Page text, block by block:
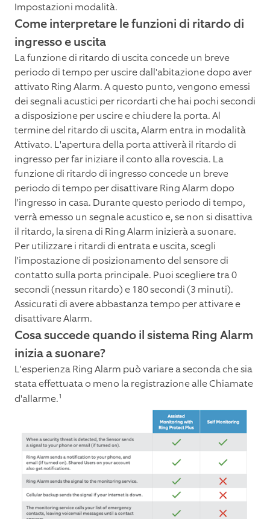
Impostazioni modalità.
Come interpretare le funzioni di ritardo di
ingresso e uscita
La funzione di ritardo di uscita concede un breve
periodo di tempo per uscire dall'abitazione dopo aver
attivato Ring Alarm. A questo punto, vengono emessi
dei segnali acustici per ricordarti che hai pochi secondi
a disposizione per uscire e chiudere la porta. Al
termine del ritardo di uscita, Alarm entra in modalità
Attivato. L'apertura della porta attiverà il ritardo di
ingresso per far iniziare il conto alla rovescia. La
funzione di ritardo di ingresso concede un breve
periodo di tempo per disattivare Ring Alarm dopo
l'ingresso in casa. Durante questo periodo di tempo,
verrà emesso un segnale acustico e, se non si disattiva
il ritardo, la sirena di Ring Alarm inizierà a suonare.
Per utilizzare i ritardi di entrata e uscita, scegli
l'impostazione di posizionamento del sensore di
contatto sulla porta principale. Puoi scegliere tra 0
secondi (nessun ritardo) e 180 secondi (3 minuti).
Assicurati di avere abbastanza tempo per attivare e
disattivare Alarm.
Cosa succede quando il sistema Ring Alarm
inizia a suonare?
L'esperienza Ring Alarm può variare a seconda che sia
stata effettuata o meno la registrazione alle Chiamate
d'allarme.1